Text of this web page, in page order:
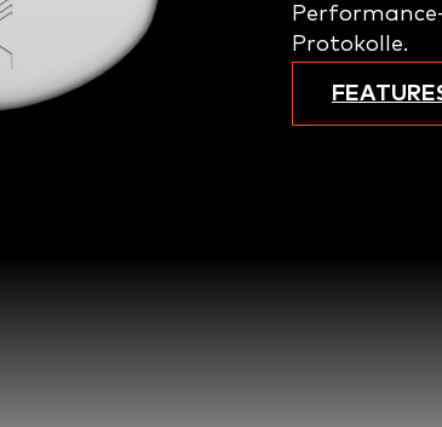
Protokolle.